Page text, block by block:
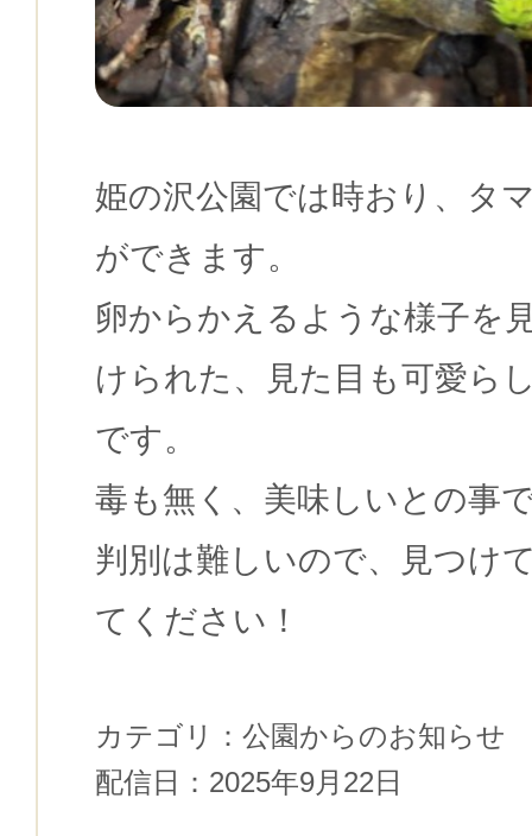
姫の沢公園では時おり、タ
ができます。
卵からかえるような様子を
けられた、見た目も可愛ら
です。
毒も無く、美味しいとの事
判別は難しいので、見つけ
てください！
カテゴリ： 公園からのお知らせ
配信日： 2025年9月22日